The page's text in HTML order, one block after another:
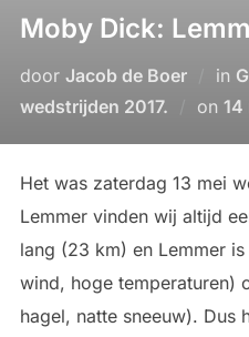
Moby Dick:
door Jacob de Boer in
wedstrijden 2017.
on 14
Het was zaterdag 13 mei
Lemmer vinden wij altijd
lang (23 km) en Lemmer
wind, hoge temperaturen)
hagel, natte sneeuw). Dus